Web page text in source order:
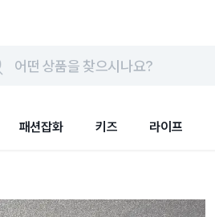
어떤 상품을 찾으시나요?
패션잡화 키즈 라이프